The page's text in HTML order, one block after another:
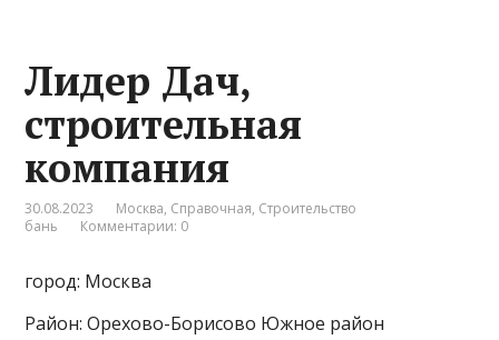
Лидер Дач,
строительная
компания
30.08.2023 Москва, Справочная, Строительство
бань
Комментарии: 0
город: Москва
Район: Орехово-Борисово Южное район